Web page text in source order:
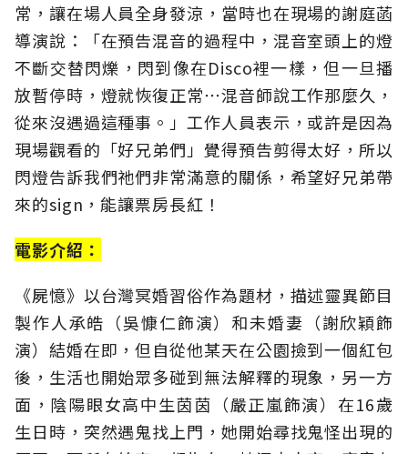
常，讓在場人員全身發涼，當時也在現場的謝庭菡
導演說：「在預告混音的過程中，混音室頭上的燈
不斷交替閃爍，閃到像在Disco裡一樣，但一旦播
放暫停時，燈就恢復正常⋯混音師說工作那麼久，
從來沒遇過這種事。」工作人員表示，或許是因為
現場觀看的「好兄弟們」覺得預告剪得太好，所以
閃燈告訴我們祂們非常滿意的關係，希望好兄弟帶
來的sign，能讓票房長紅！
電影介紹：
《屍憶》以台灣冥婚習俗作為題材，描述靈異節目
製作人承皓（吳慷仁飾演）和未婚妻（謝欣穎飾
演）結婚在即，但自從他某天在公園撿到一個紅包
後，生活也開始眾多碰到無法解釋的現象，另一方
面，陰陽眼女高中生茵茵（嚴正嵐飾演）在16歲
生日時，突然遇鬼找上門，她開始尋找鬼怪出現的